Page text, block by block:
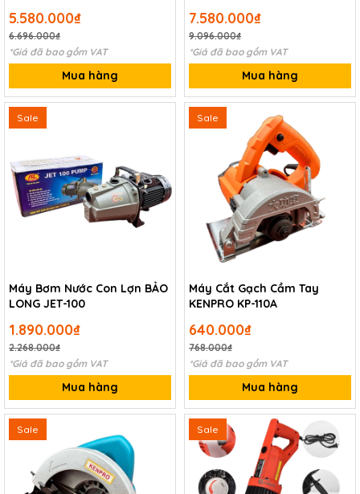
5.580.000₫
6.696.000₫
*Giá đã bao gồm VAT
Mua hàng
7.580.000₫
9.096.000₫
*Giá đã bao gồm VAT
Mua hàng
Sale
Máy Bơm Nước Con Lợn BẢO
LONG JET-100
1.890.000₫
2.268.000₫
*Giá đã bao gồm VAT
Mua hàng
Sale
Máy Cắt Gạch Cầm Tay
KENPRO KP-110A
640.000₫
768.000₫
*Giá đã bao gồm VAT
Mua hàng
Sale Sale